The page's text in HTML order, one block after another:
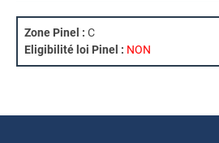
Zone Pinel : C
Eligibilité loi Pinel : NON